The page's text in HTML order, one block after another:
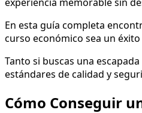
En esta guía completa
curso económico sea un
Tanto si buscas una
estándares de calidad y
Cómo Conseguir